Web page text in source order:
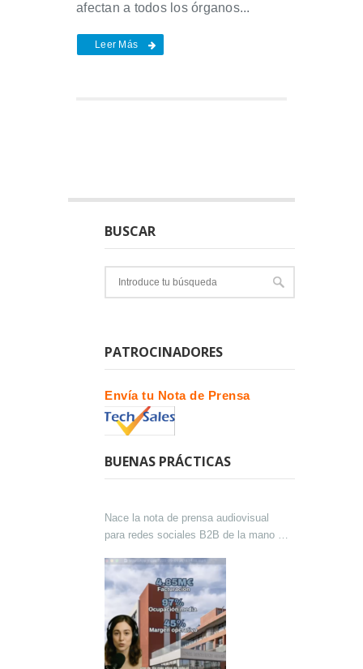
afectan a todos los órganos...
Leer Más
BUSCAR
PATROCINADORES
Envía tu Nota de Prensa
BUENAS PRÁCTICAS
Nace la nota de prensa audiovisual
para redes sociales B2B de la mano de